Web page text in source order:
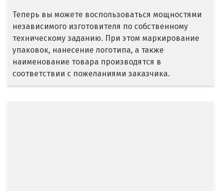
Люберцы
М
Магнитогорск
Махачкала
Теперь вы можете воспользоваться мощностями
независимого изготовителя по собственному
техническому заданию. При этом маркирование
упаковок, нанесение логотипа, а также
наименование товара производятся в
соответствии с пожеланиями заказчика.